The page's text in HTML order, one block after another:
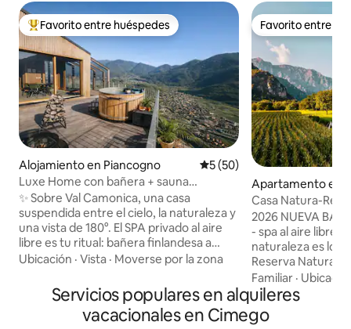
Favorito entre huéspedes preferido
Favorito entre huéspedes
Alojamiento en Piancogno Calificación promedio: 5 de
5 (50)
Luxe Home con bañera + sauna
suspendida en la montaña
✨ Sobre Val Camonica, una casa
suspendida entre el cielo, la naturaleza y
una vista de 180°. El SPA privado al aire
libre es tu ritual: bañera finlandesa a
40 °C, sauna de leña y ducha caliente
doble, 🛋️ Sala de estar acristalada con
vista al valle, 🍳 Cocina prémium, 📶 Wifi
rápido 🚗 Estacionamiento privado +
Ubicación · Vista · Moverse por la zona
Favorito entre
Favorito entre
Apartamento en
e sul Garda
Casa Natura-
Bondo
2026 NUEVA
- spa al aire libre
naturaleza es lo
Reserva Natural
entre los vastos
bosques con
Lejos de las
600 m, cerca de
Familiar ·
Servicios populares en alquileres
vacacionales en Cimego